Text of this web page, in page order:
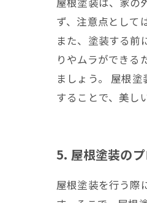
ず、注意点として
また、塗装する前
りやムラができる
ましょう。 屋根
することで、美し
5. 屋根塗装の
屋根塗装を行う際